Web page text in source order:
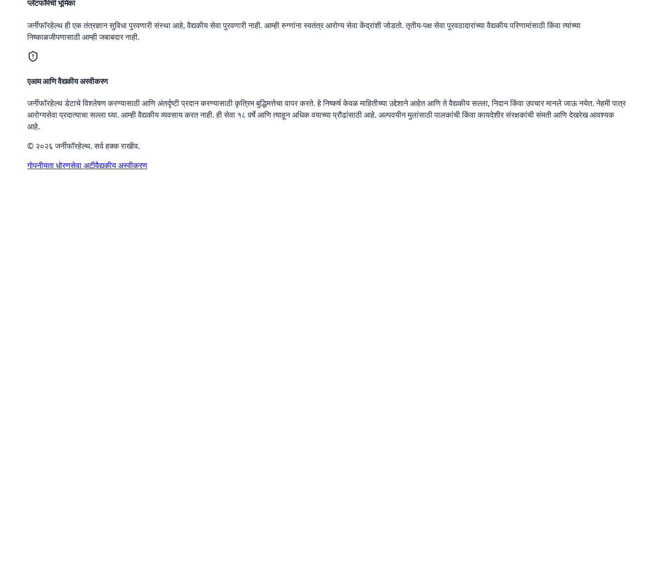
प्लॅटफॉर्मची भूमिका
जर्नीफॉरहेल्थ ही एक तंत्रज्ञान सुविधा पुरवणारी संस्था आहे, वैद्यकीय सेवा पुरवणारी नाही. आम्ही रुग्णांना स्वतंत्र आरोग्य सेवा केंद्रांशी जोडतो. तृतीय-पक्ष सेवा पुरवठादारांच्या वैद्यकीय परिणामांसाठी किंवा त्यांच्या
निष्काळजीपणासाठी आम्ही जबाबदार नाही.
एआय आणि वैद्यकीय अस्वीकरण
जर्नीफॉरहेल्थ डेटाचे विश्लेषण करण्यासाठी आणि अंतर्दृष्टी प्रदान करण्यासाठी कृत्रिम बुद्धिमत्तेचा वापर करते. हे निष्कर्ष केवळ माहितीच्या उद्देशाने आहेत आणि ते वैद्यकीय सल्ला, निदान किंवा उपचार मानले जाऊ नयेत. नेहमी पात्र
आरोग्यसेवा प्रदात्याचा सल्ला घ्या. आम्ही वैद्यकीय व्यवसाय करत नाही. ही सेवा १८ वर्षे आणि त्याहून अधिक वयाच्या प्रौढांसाठी आहे. अल्पवयीन मुलांसाठी पालकांची किंवा कायदेशीर संरक्षकांची संमती आणि देखरेख आवश्यक
आहे.
© २०२६ जर्नीफॉरहेल्थ. सर्व हक्क राखीव.
गोपनीयता धोरणसेवा अटीवैद्यकीय अस्वीकरण